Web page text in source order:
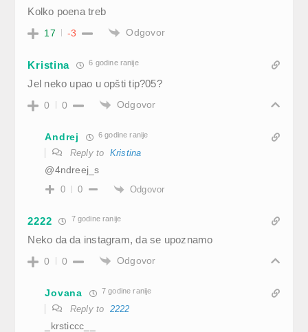
Kolko poena treb
17 -3 Odgovor
Kristina 6 godine ranije
Jel neko upao u opšti tip?05?
0 0 Odgovor
Andrej 6 godine ranije
Reply to Kristina
@4ndreej_s
0 0 Odgovor
2222 7 godine ranije
Neko da da instagram, da se upoznamo
0 0 Odgovor
Jovana 7 godine ranije
Reply to 2222
_krsticcc__